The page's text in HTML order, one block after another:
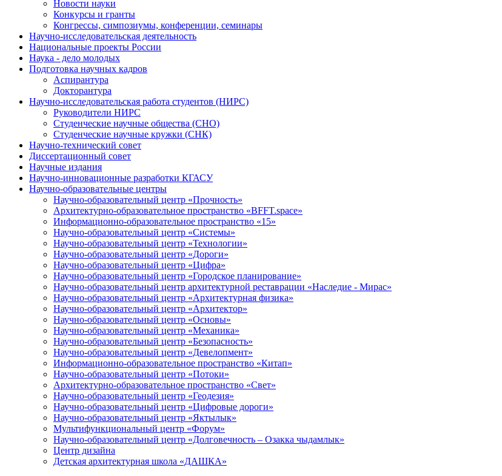
Новости науки
Конкурсы и гранты
Конгрессы, симпозиумы, конференции, семинары
Научно-исследовательская деятельность
Национальные проекты России
Наука - дело молодых
Подготовка научных кадров
Аспирантура
Докторантура
Научно-исследовательская работа студентов (НИРС)
Руководители НИРС
Студенческие научные общества (СНО)
Студенческие научные кружки (СНК)
Научно-технический совет
Диссертационный совет
Научные издания
Научно-инновационные разработки КГАСУ
Научно-образовательные центры
Научно-образовательный центр «Прочность»
Архитектурно-образовательное пространство «BFFT.space»
Информационно-образовательное пространство «15»
Научно-образовательный центр «Системы»
Научно-образовательный центр «Технологии»
Научно-образовательный центр «Дороги»
Научно-образовательный центр «Цифра»
Научно-образовательный центр «Городское планирование»
Научно-образовательный центр архитектурной реставрации «Наследие - Мирас»
Научно-образовательный центр «Архитектурная физика»
Научно-образовательный центр «Архитектор»
Научно-образовательный центр «Основы»
Научно-образовательный центр «Механика»
Научно-образовательный центр «Безопасность»
Научно-образовательный центр «Девелопмент»
Информационно-образовательное пространство «Китап»
Научно-образовательный центр «Потоки»
Архитектурно-образовательное пространство «Свет»
Научно-образовательный центр «Геодезия»
Научно-образовательный центр «Цифровые дороги»
Научно-образовательный центр «Яктылык»
Мультифункциональный центр «Форум»
Научно-образовательный центр «Долговечность – Озакка чыдамлык»
Центр дизайна
Детская архитектурная школа «ДАШКА»